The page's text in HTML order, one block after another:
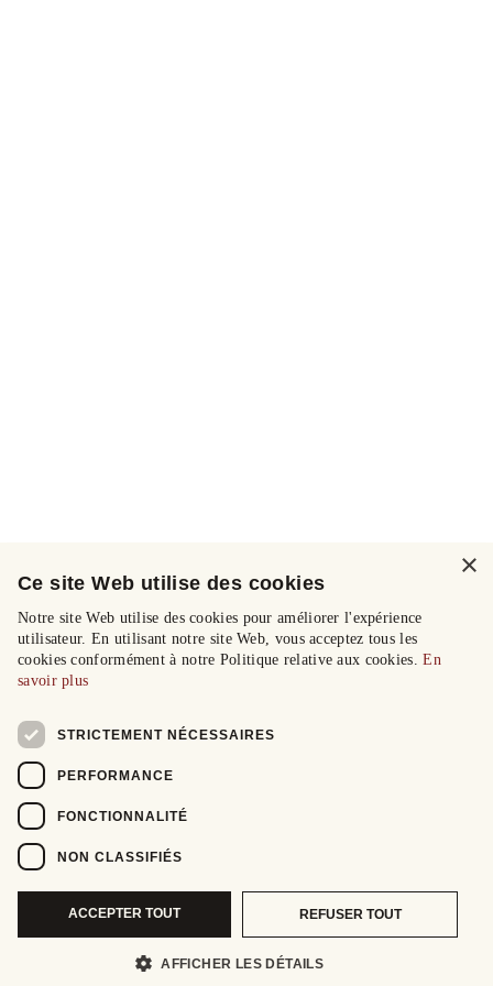
×
Ce site Web utilise des cookies
Notre site Web utilise des cookies pour améliorer l'expérience
utilisateur. En utilisant notre site Web, vous acceptez tous les
cookies conformément à notre Politique relative aux cookies.En
savoir plus
STRICTEMENT NÉCESSAIRES
PERFORMANCE
FONCTIONNALITÉ
NON CLASSIFIÉS
ACCEPTER TOUT REFUSER TOUT
AFFICHER LES DÉTAILS